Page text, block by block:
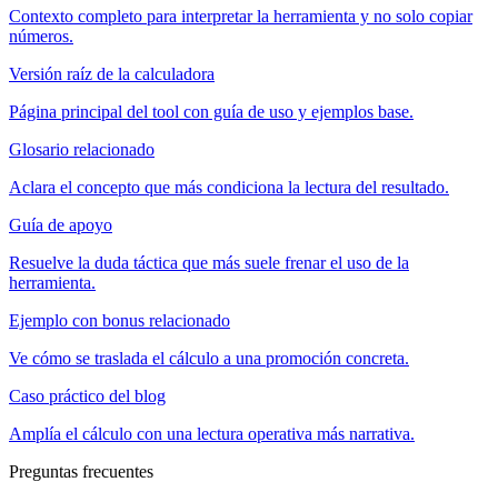
Contexto completo para interpretar la herramienta y no solo copiar
números.
Versión raíz de la calculadora
Página principal del tool con guía de uso y ejemplos base.
Glosario relacionado
Aclara el concepto que más condiciona la lectura del resultado.
Guía de apoyo
Resuelve la duda táctica que más suele frenar el uso de la
herramienta.
Ejemplo con bonus relacionado
Ve cómo se traslada el cálculo a una promoción concreta.
Caso práctico del blog
Amplía el cálculo con una lectura operativa más narrativa.
Preguntas frecuentes